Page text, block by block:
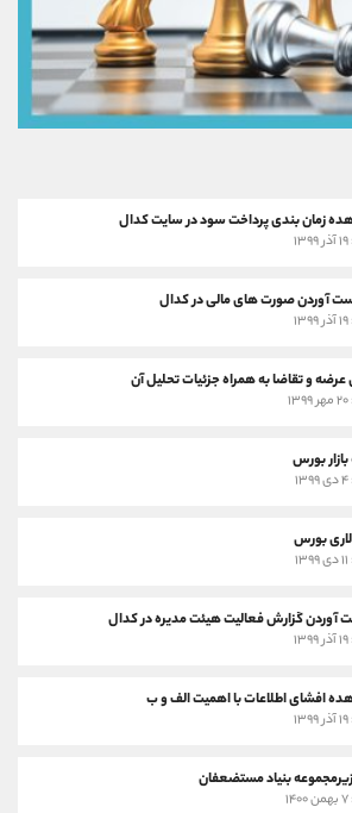
زمان بندی پرداخت سود در سایت کدال
آوردن صورت های مالی در کدال
و تقاضا به همراه جزئیات تحلیل آن
بورس
بورس
گزارش فعالیت هیئت مدیره در کدال
افشای اطلاعات با اهمیت الف و ب
بنیاد مستضعفان